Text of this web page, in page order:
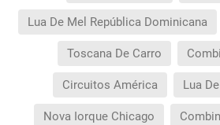
Lua De Mel República Dominicana
Toscana De Carro
Circuitos América Lua
Nova Iorque Chicago